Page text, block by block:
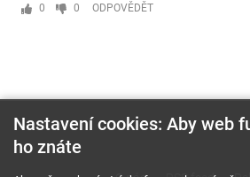
0 0 ODPOVĚDĚT
Nastavení cookies: Aby web
ho znáte